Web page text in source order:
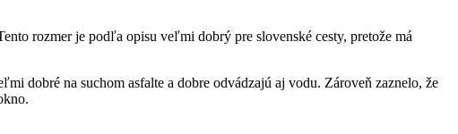
rozmer je podľa opisu veľmi dobrý pre slovenské cesty, pretože má
dobré na suchom asfalte a dobre odvádzajú aj vodu. Zároveň zaznelo, že